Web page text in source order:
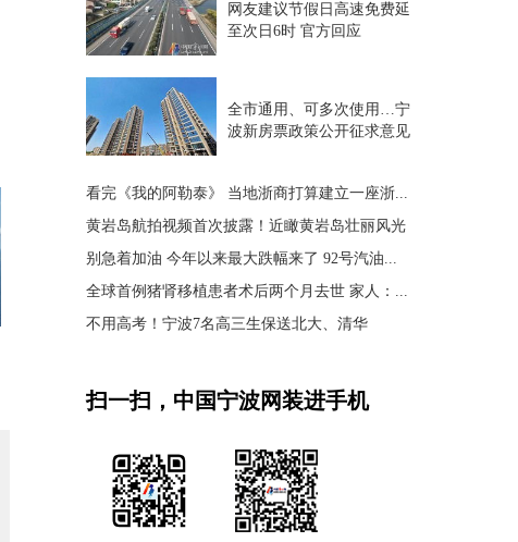
网友建议节假日高速免费延
至次日6时 官方回应
全市通用、可多次使用…宁
波新房票政策公开征求意见
看完《我的阿勒泰》 当地浙商打算建立一座浙...
黄岩岛航拍视频首次披露！近瞰黄岩岛壮丽风光
别急着加油 今年以来最大跌幅来了 92号汽油...
全球首例猪肾移植患者术后两个月去世 家人：...
不用高考！宁波7名高三生保送北大、清华
扫一扫，中国宁波网装进手机